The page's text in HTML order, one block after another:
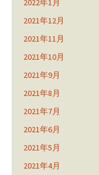
2021年12月
2021年11月
2021年10月
2021年9月
2021年8月
2021年7月
2021年6月
2021年5月
2021年4月